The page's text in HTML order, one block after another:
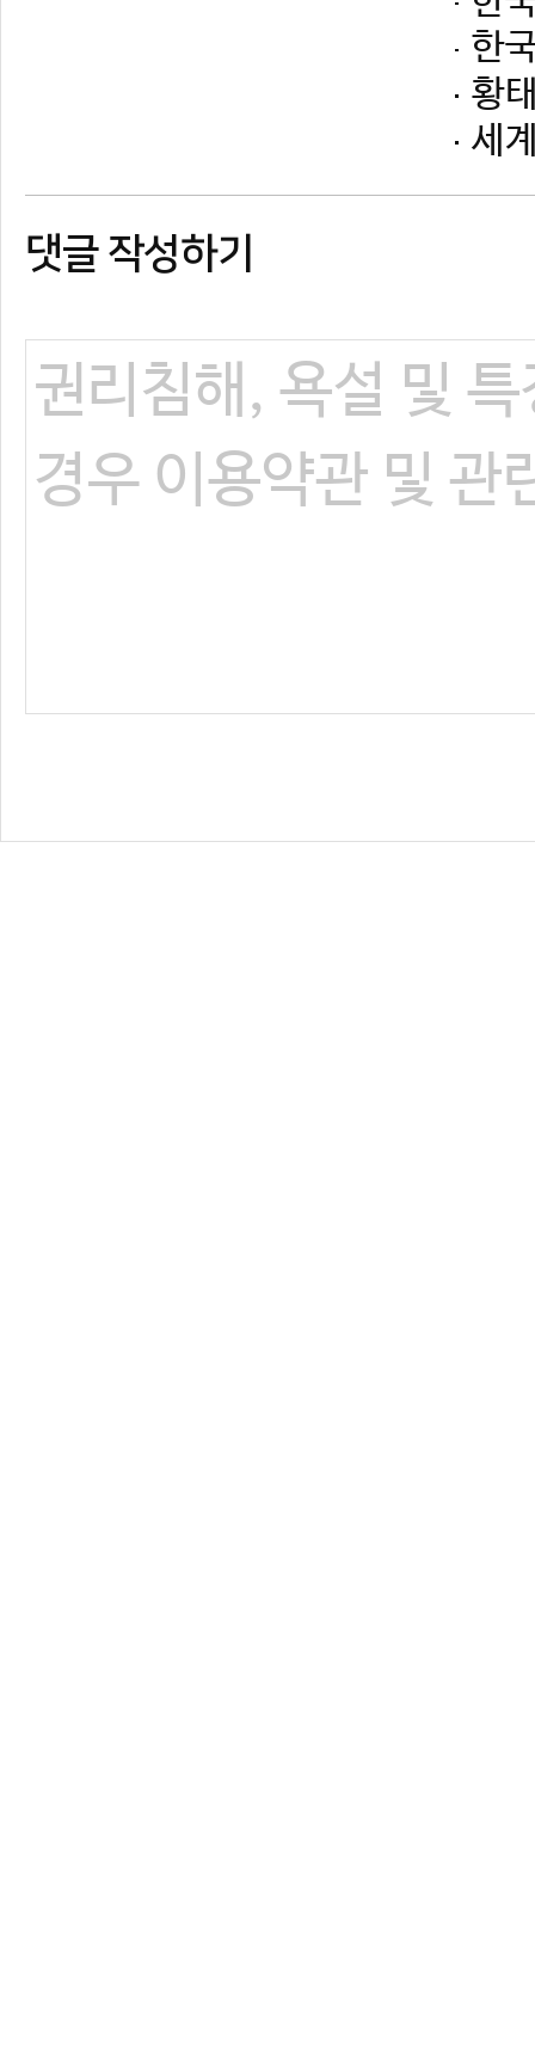
댓글 작성하기